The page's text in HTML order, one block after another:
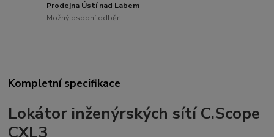
Prodejna Ústí nad Labem
Možný osobní odběr
Kompletní specifikace
Lokátor inženýrských sítí C.Scope
CXL3